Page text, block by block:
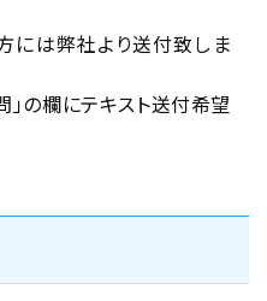
には弊社より送付致しま
」の欄にテキスト送付希望